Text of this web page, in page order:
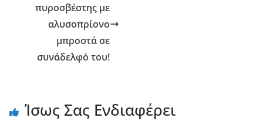
πυροσβέστης με
αλυσοπρίονο
μπροστά σε
συνάδελφό του!
Ίσως Σας Ενδιαφέρει